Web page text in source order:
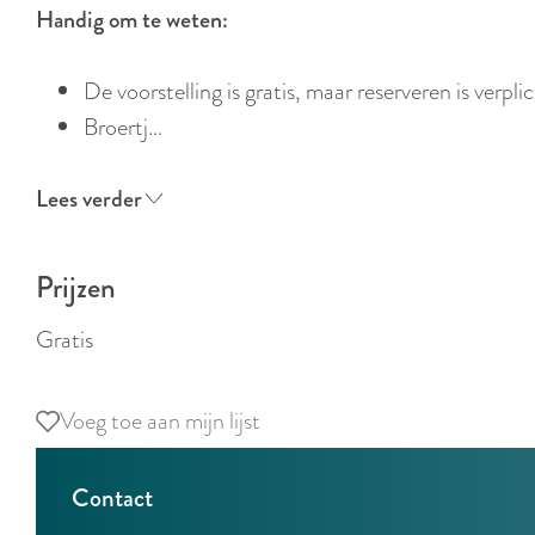
Handig om te weten:
De voorstelling is gratis, maar reserveren is
Broertj…
Lees verder
Prijzen
Gratis
Voeg toe aan mijn lijst
Voeg toe aan mijn lijst
Contact